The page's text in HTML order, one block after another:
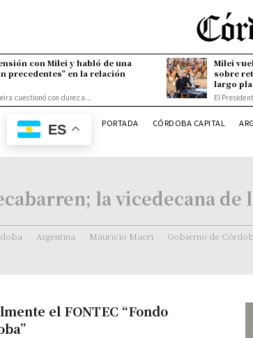
con Milei y habló de una
precedentes” en la relación
cuestionó con dureza...
Milei
sobre
largo
El
ES PORTADA CÓRDOBA CAPITAL
la vicedecana de
Argentina Mauricio Macri Gobierno de
el FONTEC “Fondo